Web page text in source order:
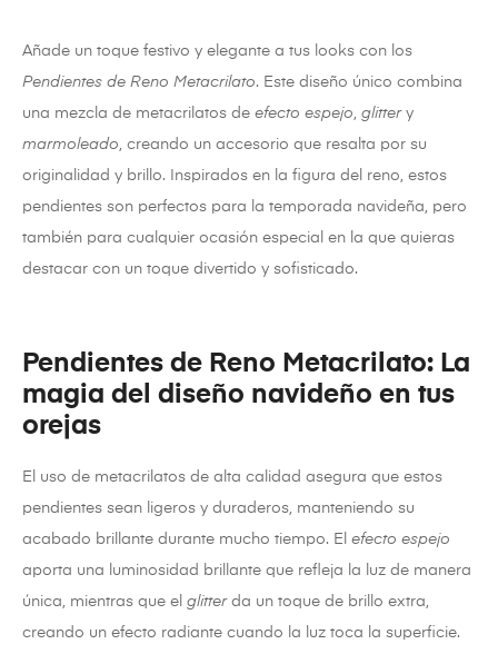
Añade un toque festivo y elegante a tus looks con los
Pendientes de Reno Metacrilato. Este diseño único combina
una mezcla de metacrilatos de efecto espejo glittery
marmoleado , creando un accesorio que resalta por su
originalidad y brillo. Inspirados en la figura del reno, estos
pendientes son perfectos para la temporada navideña, pero
también para cualquier ocasión especial en la que quieras
destacar con un toque divertido y sofisticado.
Pendientes de Reno Metacrilato: La
magia del diseño navideño en tus
orejas
El uso de metacrilatos de alta calidad asegura que estos
pendientes sean ligeros y duraderos, manteniendo su
acabado brillante durante mucho tiempo. El efecto espejo
aporta una luminosidad brillante que refleja la luz de manera
única, mientras que el glitterda un toque de brillo extra,
creando un efecto radiante cuando la luz toca la superficie.